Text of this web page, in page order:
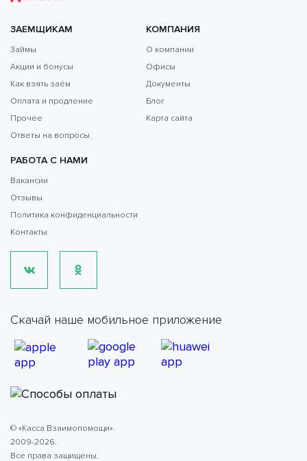
ЗАЕМЩИКАМ
Займы
Акции и бонусы
Как взять заём
Оплата и продление
Прочее
Ответы на вопросы
КОМПАНИЯ
О компании
Офисы
Документы
Блог
Карта сайта
РАБОТА С НАМИ
Вакансии
Отзывы
Политика конфиденциальности
Контакты
Скачай наше мобильное приложение
© «Касса Взаимопомощи».
2009-2026.
Все права защищены.